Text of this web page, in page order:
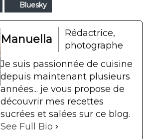
Bluesky
Manuella
Rédactrice,
photographe
Je suis passionnée de cuisine
depuis maintenant plusieurs
années... je vous propose de
découvrir mes recettes
sucrées et salées sur ce blog.
See Full Bio